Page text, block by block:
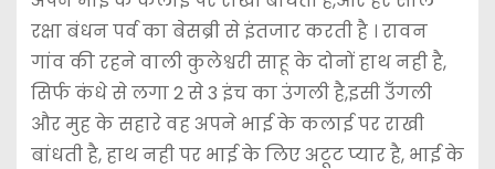
रक्षा बंधन पर्व का बेसब्री से इंतजार करती है । रावन
गांव की रहने वाली कुलेश्वरी साहू के दोनों हाथ नही है,
सिर्फ कंधे से लगा 2 से 3 इंच का उंगली है,इसी उँगली
और मुह के सहारे वह अपने भाई के कलाई पर राखी
बांधती है, हाथ नही पर भाई के लिए अटूट प्यार है, भाई के